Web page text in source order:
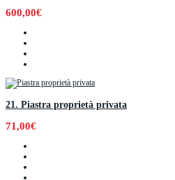
600,00€
21. Piastra proprietà privata
71,00€